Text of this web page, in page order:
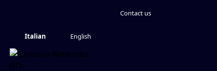
Contact us
Italian English